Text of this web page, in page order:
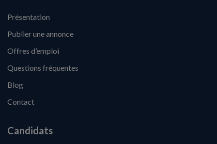
Présentation
Publier une annonce
Offres d’emploi
Questions fréquentes
Blog
Contact
Candidats